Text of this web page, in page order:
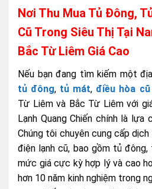
Nơi Thu Mua Tủ Đông,
Cũ Trong Siêu Thị Tại
Bắc Từ Liêm Giá Cao
Nếu bạn đang tìm kiếm một
tủ đông, tủ mát, điều hòa cũ
Từ Liêm và Bắc Từ Liêm với
Lạnh Quang Chiến chính là lựa
Chúng tôi chuyên cung cấp
điện lạnh cũ, bao gồm tủ
mức giá cực kỳ hợp lý và cao
hơn 10 năm kinh nghiệm trong